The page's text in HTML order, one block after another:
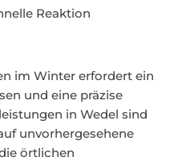
Reaktion
im Winter erfordert ein
und eine präzise
in Wedel sind
unvorhergesehene
örtlichen